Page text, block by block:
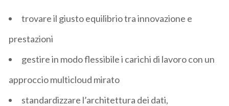
trovare il giusto equilibrio tra innovazione e
prestazioni
gestire in modo flessibile i carichi di lavoro con un
approccio multicloud mirato
standardizzare l’architettura dei dati,